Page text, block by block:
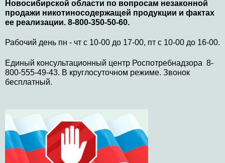
Новосибирской области по вопросам незаконной
продажи никотиносодержащей продукции и фактах
ее реализации. 8-800-350-50-60.
Рабочий день пн - чт с 10-00 до 17-00, пт с 10-00 до 16-00.
Единый консультационный центр Роспотребнадзора 8-
800-555-49-43. В круглосуточном режиме. Звонок
бесплатный.